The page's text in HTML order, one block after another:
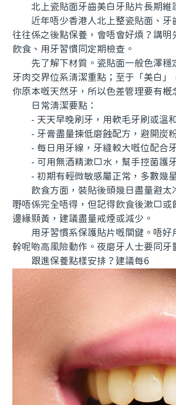
北上瓷貼面牙齒美白牙貼片長期維
近年唔少香港人北上整瓷貼面、牙
往往係之後點保養，會唔會好煩？講明
飲食、用牙習慣同定期檢查。
先了解下材質。瓷貼面一般色澤穩
牙肉交界位系清潔重點；至于「美白
你原本嘅天然牙，所以色差管理要有概
日常清潔要點：
- 天天早晚刷牙，用軟毛牙刷或溫和
- 牙膏盡量揀低磨蝕配方，避開炭粉
- 每日用牙線，牙縫較大嘅位配合牙
- 可用無酒精漱口水，幫手控菌護牙
- 初期有輕微敏感屬正常，多數幾星
飲食方面，裝貼後頭幾日盡量避太
嘢唔係完全唔得，但記得飲食後漱口
邊緣顯黃，建議盡量戒煙或減少。
用牙習慣系保護貼片嘅關鍵。唔好
幹呢啲高風險動作。夜磨牙人士要同
跟進保養點樣安排？建議每6